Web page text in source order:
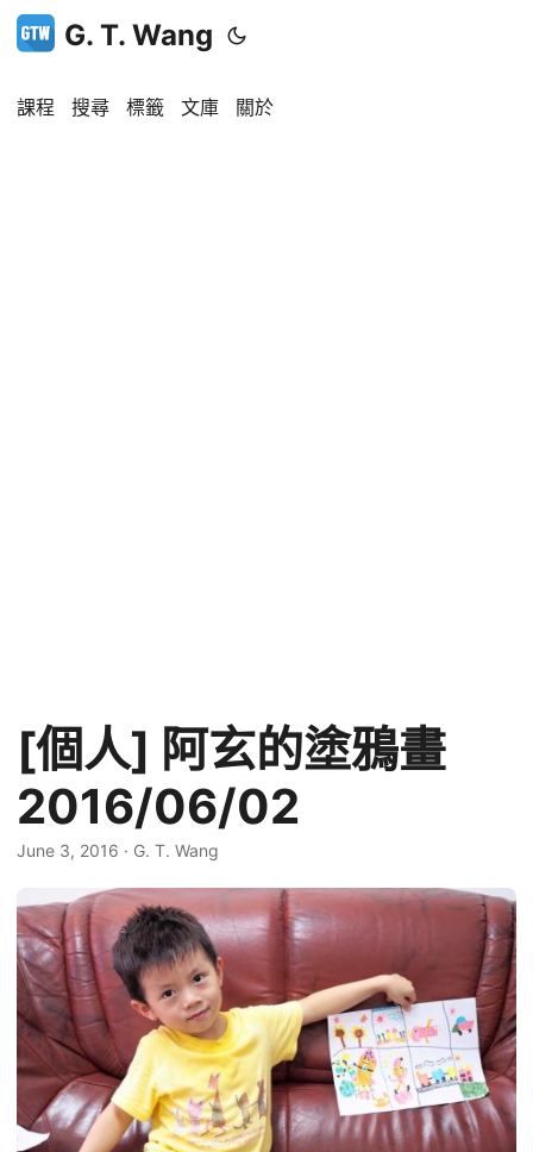
G. T. Wang
課程 搜尋 標籤 文庫 關於
[個人] 阿玄的塗鴉畫
2016/06/02
June 3, 2016 · G. T. Wang